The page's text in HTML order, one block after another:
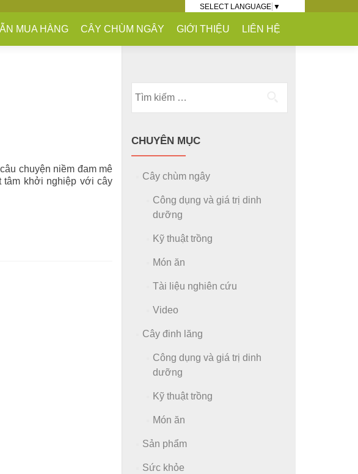
SELECT LANGUAGE ▼
MUA HÀNG CÂY CHÙM NGÂY GIỚI THIỆU LIÊN HỆ
chuyện niềm đam mê
tâm khởi nghiệp với cây
CHUYÊN MỤC
Cây chùm ngây
Công dụng và giá trị dinh
dưỡng
Kỹ thuật trồng
Món ăn
Tài liệu nghiên cứu
Video
Cây đinh lăng
Công dụng và giá trị dinh
dưỡng
Kỹ thuật trồng
Món ăn
Sản phẩm
Sức khỏe